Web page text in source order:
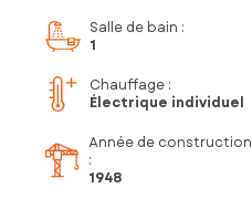
Salle de bain :
1
Chauffage :
Électrique individuel
Année de construction
:
1948